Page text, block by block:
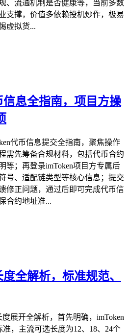
、流通机制是否健康等，当前多数
支撑，价值多依赖投机炒作，极易
虚拟货...
息全指南，项目方操
代币信息提交全指南，聚焦操作
需先筹备合规材料，包括代币合约
等；再登录imToken项目方专属后
号、适配链类型等核心信息；提交
修正问题，通过后即可完成代币信
合约地址准...
全解析，标准规范、
展开全解析，首先明确，imToken
，主流可选长度为12、18、24个